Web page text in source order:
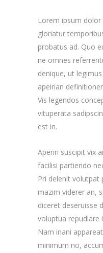
Lorem ipsum
gloriatur
probatus ad. Quo
ne omnes
denique, ut
apeirian
Vis legendos
vituperata
est in.
Aperiri suscipit vix
facilisi partiendo
Pri delenit volutpat
mazim viderer an,
diceret deseruisse
voluptua repudiare
Nam inani
minimum no,